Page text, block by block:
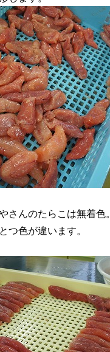
さんのたらこは無着色。
つ色が違います。